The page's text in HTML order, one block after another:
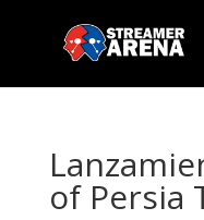
of Persia